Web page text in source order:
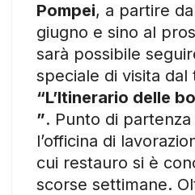
Pompei, a partire
giugno e sino al
sarà possibile
speciale di visita dal
“L’Itinerario delle
”. Punto di partenza
l’officina di
cui restauro si è
scorse settimane.